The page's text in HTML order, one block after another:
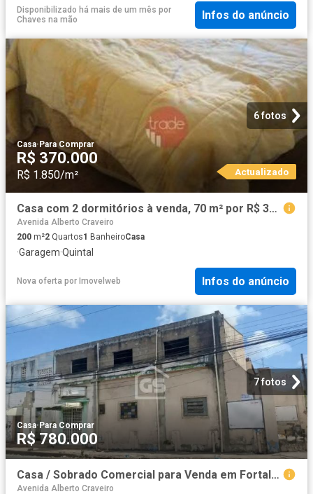
Disponibilizado há mais de um mês por
Chaves na mão
Infos do anúncio
6 fotos
Casa· Para Comprar
R$ 370.000
R$ 1.850/m² Actualizado
Casa com 2 dormitórios à venda, 70 m² por R$ 370.000,00 Jardim Florestan Fernandes Ribeirão Pret
Avenida Alberto Craveiro
200 m²2 Quartos1 BanheiroCasa
·Garagem·Quintal
Nova oferta por Imovelweb Infos do anúncio
7 fotos
Casa· Para Comprar
R$ 780.000
Casa / Sobrado Comercial para Venda em Fortaleza/CE Centro
Avenida Alberto Craveiro